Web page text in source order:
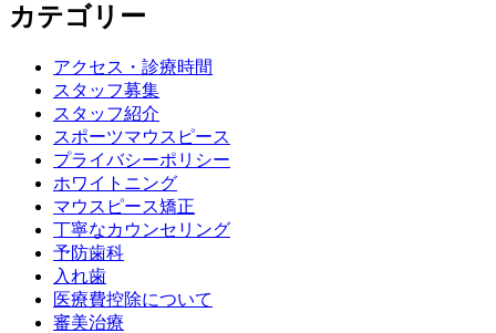
カテゴリー
アクセス・診療時間
スタッフ募集
スタッフ紹介
スポーツマウスピース
プライバシーポリシー
ホワイトニング
マウスピース矯正
丁寧なカウンセリング
予防歯科
入れ歯
医療費控除について
審美治療